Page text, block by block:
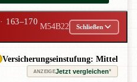
· 163–170
M54B22 Schließen
Versicherungseinstufung: Mittel
ANZEIGEJetzt vergleichen*